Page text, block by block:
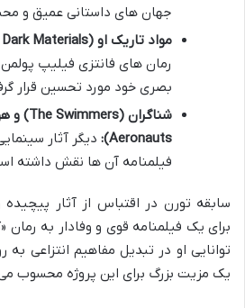
جهان های داستانی عمیق و
مواد تاریک او (His Dark Materials):
رمان های فانتزی فیلیپ
بصری خود مورد تحسین قرار
Aeronauts):
دیگر آثار
فیلمنامه آن ها نقش داشته
سابقه تورن در اقتباس از آثار پیچیده
برای یک فیلمنامه قوی و وفادار به رمان
توانایی او در تبدیل مفاهیم انتزاعی
یک مزیت بزرگ برای این پروژه محسوب